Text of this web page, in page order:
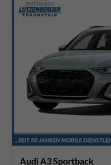
Audi A3 Sportback